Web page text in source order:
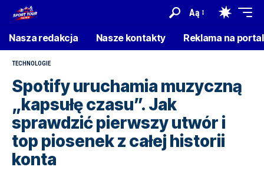
Aą
Nasza redakcja Nasze kontakty Reklama na
TECHNOLOGIE
Spotify uruchamia muzyczną
„kapsułę czasu”. Jak
sprawdzić pierwszy utwór i
top piosenek z całej historii
konta